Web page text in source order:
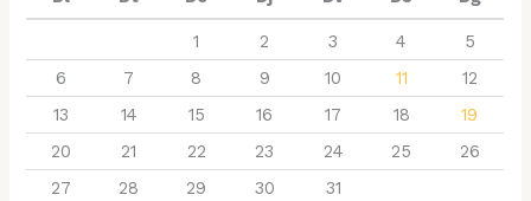
1 2 3 4
5
6
7 8 9 10 11
12
13
14 15 16 17 18
19
20
21 22 23 24 25
26
27
28 29 30 31